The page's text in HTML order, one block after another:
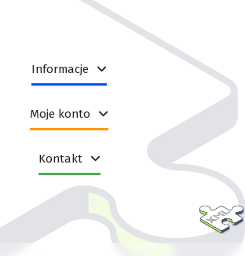
Informacje
Moje konto
Kontakt